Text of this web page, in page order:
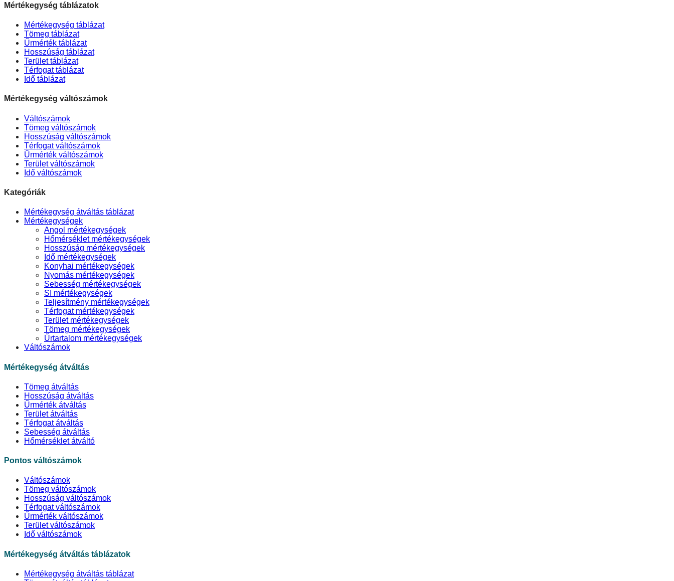
Mértékegység táblázatok
Mértékegység táblázat
Tömeg táblázat
Űrmérték táblázat
Hosszúság táblázat
Terület táblázat
Térfogat táblázat
Idő táblázat
Mértékegység váltószámok
Váltószámok
Tömeg váltószámok
Hosszúság váltószámok
Térfogat váltószámok
Űrmérték váltószámok
Terület váltószámok
Idő váltószámok
Kategóriák
Mértékegység átváltás táblázat
Mértékegységek
Angol mértékegységek
Hőmérséklet mértékegységek
Hosszúság mértékegységek
Idő mértékegységek
Konyhai mértékegységek
Nyomás mértékegységek
Sebesség mértékegységek
SI mértékegységek
Teljesítmény mértékegységek
Térfogat mértékegységek
Terület mértékegységek
Tömeg mértékegységek
Űrtartalom mértékegységek
Váltószámok
Mértékegység átváltás
Tömeg átváltás
Hosszúság átváltás
Űrmérték átváltás
Terület átváltás
Térfogat átváltás
Sebesség átváltás
Hőmérséklet átváltó
Pontos váltószámok
Váltószámok
Tömeg váltószámok
Hosszúság váltószámok
Térfogat váltószámok
Űrmérték váltószámok
Terület váltószámok
Idő váltószámok
Mértékegység átváltás táblázatok
Mértékegység átváltás táblázat